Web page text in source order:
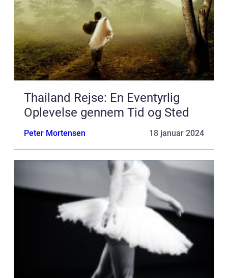
Thailand Rejse: En Eventyrlig
Oplevelse gennem Tid og Sted
Peter Mortensen 18 januar 2024